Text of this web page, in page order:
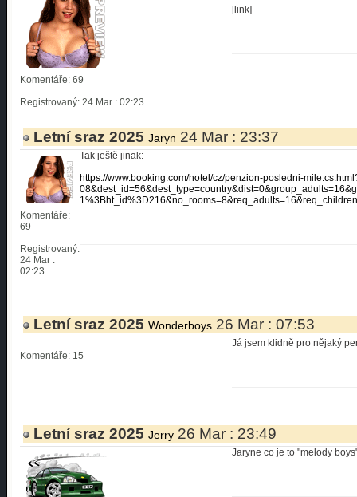
Komentáře: 69
Registrovaný: 24 Mar : 02:23
[link]
Letní sraz 2025 Jaryn 24 Mar : 23:37
Komentáře:
69
Registrovaný:
24 Mar :
02:23
Tak ještě jinak:
https://www.booking.com/hotel/cz/penzion-posledni-
Letní sraz 2025 Wonderboys 26 Mar : 07:53
Komentáře: 15
Já jsem klidně pro nějaký
Letní sraz 2025 Jerry 26 Mar : 23:49
Jaryne co je to "melody